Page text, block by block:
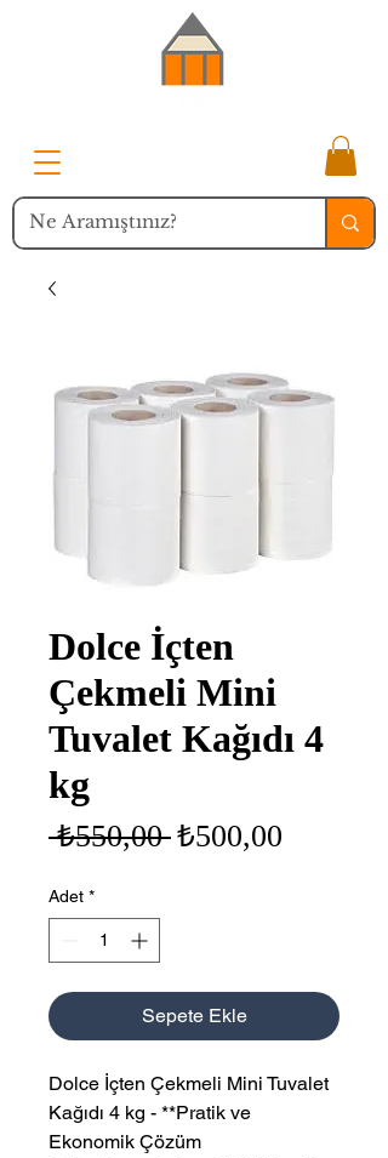
Dolce İçten
Çekmeli Mini
Tuvalet Kağıdı 4
kg
₺550,00 Normal
₺500,00
Adet *
Sepete Ekle
Dolce İçten Çekmeli Mini Tuvalet
Kağıdı 4 kg - **Pratik ve
Ekonomik Çözüm